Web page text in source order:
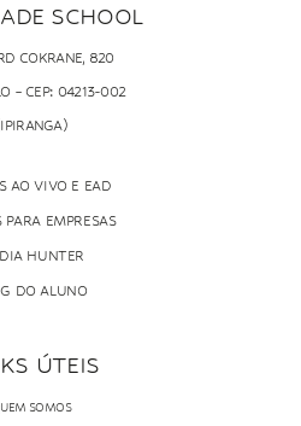
SCHOOL
COKRANE, 820
– CEP: 04213-002
AO VIVO E EAD
PARA EMPRESAS
HUNTER
DO ALUNO
ÚTEIS
SOMOS